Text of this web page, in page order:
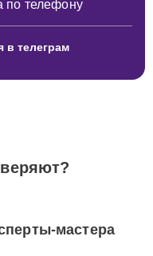
по телефону
в телеграм
мастера